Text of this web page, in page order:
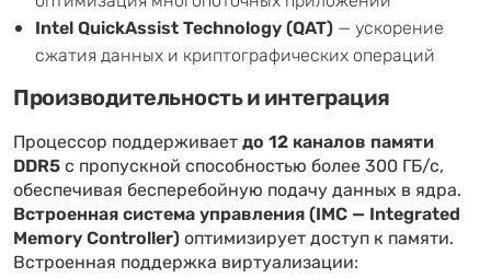
Intel QuickAssist Technology (QAT) — ускорение
сжатия данных и криптографических операций
Производительность и интеграция
Процессор поддерживаетдо 12 каналов памяти
DDR5с пропускной способностью более 300 ГБ/с,
обеспечивая бесперебойную подачу данных в ядра.
Встроенная система управления (IMC — Integrated
Memory Controller)оптимизирует доступ к памяти.
Встроенная поддержка виртуализации: